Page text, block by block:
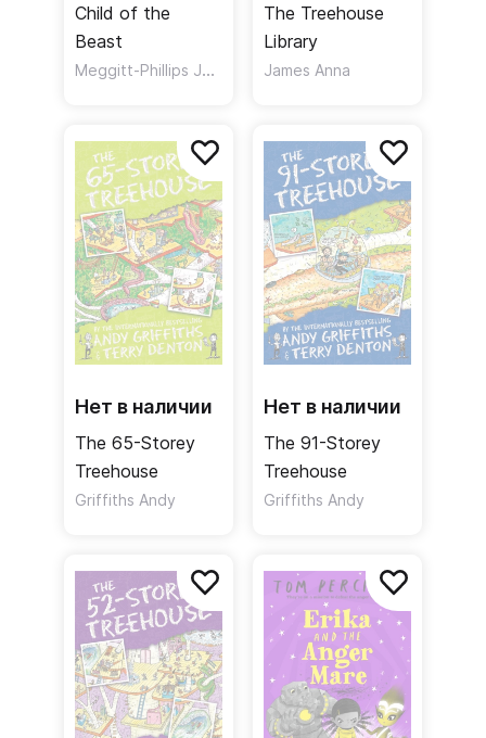
Child of the
Beast
Meggitt-Phillips Jack
The Treehouse
Library
James Anna
Нет в наличии
The 65-Storey
Treehouse
Griffiths Andy
Нет в наличии
The 91-Storey
Treehouse
Griffiths Andy